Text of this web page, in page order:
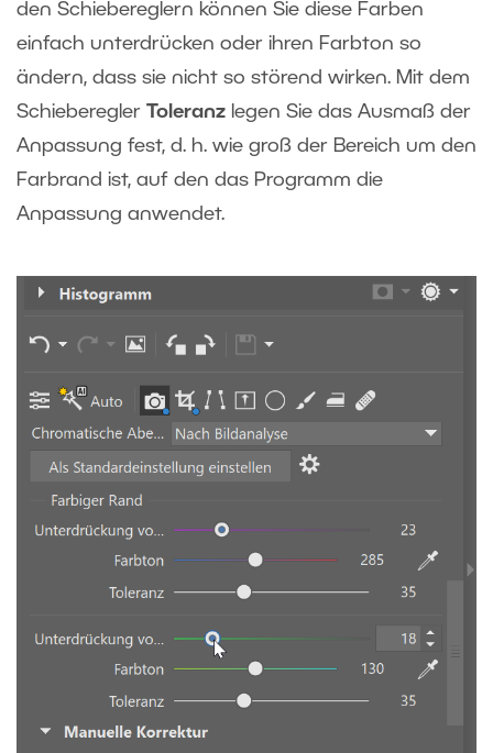
den Schiebereglern können Sie diese Farben
einfach unterdrücken oder ihren Farbton so
ändern, dass sie nicht so störend wirken. Mit dem
Schieberegler Toleranz legen Sie das Ausmaß der
Anpassung fest, d. h. wie groß der Bereich um den
Farbrand ist, auf den das Programm die
Anpassung anwendet.